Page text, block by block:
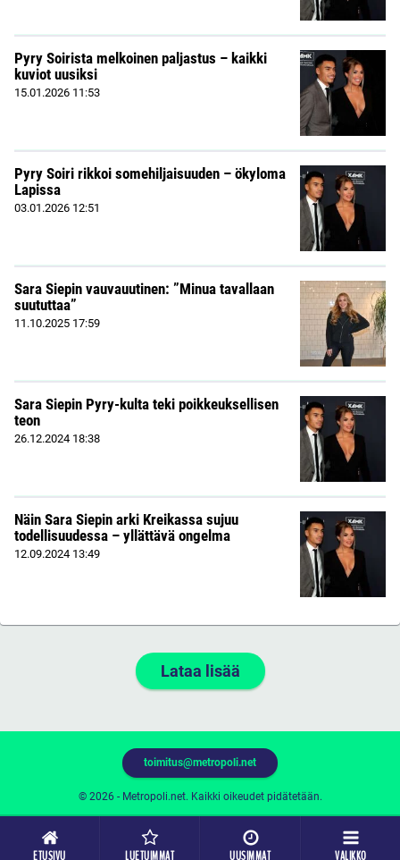
ETUSIVU LUETUIMMAT UUSIMMAT VALIKKO
Pyry Soirista melkoinen paljastus – kaikki
kuviot uusiksi
15.01.2026 11:53
Pyry Soiri rikkoi somehiljaisuuden – ökyloma
Lapissa
03.01.2026 12:51
Sara Siepin vauvauutinen: ”Minua tavallaan
suututtaa”
11.10.2025 17:59
Sara Siepin Pyry-kulta teki poikkeuksellisen
teon
26.12.2024 18:38
Näin Sara Siepin arki Kreikassa sujuu
todellisuudessa – yllättävä ongelma
12.09.2024 13:49
Lataa lisää
© 2026 - Metropoli.net. Kaikki oikeudet pidätetään.
toimitus@metropoli.net